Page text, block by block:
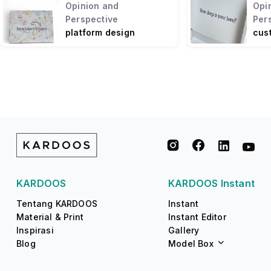
Opinion and
Perspective
platform design
KARDOOS
Tentang KARDOOS
Material & Print
Inspirasi
Blog
KARDOOS Instant
Instant
Instant Editor
Gallery
Model Box